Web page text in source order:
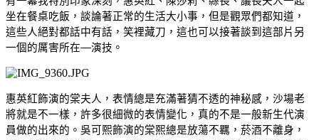
坐在餐桌吃飯，談論著正常的生活大小事，但是觀眾們都知道，
這些人絕對都話中有話，笑裡藏刀，這也可以接著談到這部片另
一個的厲害所在—演技。
惠英紅飾演的棠夫人，表情總是充滿著猜不透的神秘感，沙場老
將就是不一樣，許多很細微的表情變化，真的不是一般新生代演
員做的出來的。吳可熙飾演的棠熙總是放蕩不羈，菸酒不離身，